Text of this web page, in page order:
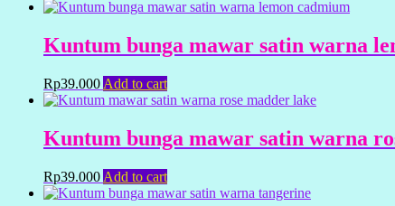
Kuntum bunga mawar satin warna
Rp39.000 Add to cart
Kuntum bunga mawar satin warna
Rp39.000 Add to cart